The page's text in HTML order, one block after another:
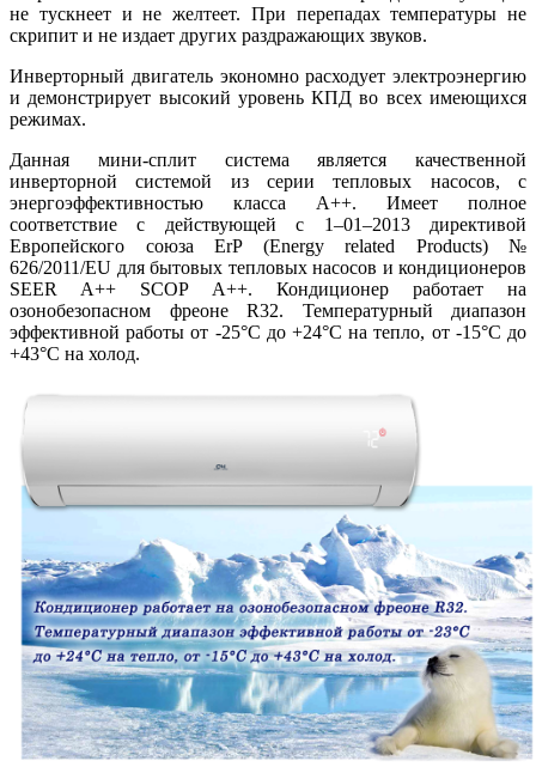
не тускнеет и не желтеет. При перепадах температуры не
скрипит и не издает других раздражающих звуков.
Инверторный двигатель экономно расходует электроэнергию
и демонстрирует высокий уровень КПД во всех имеющихся
режимах.
Данная мини-сплит система является качественной
инверторной системой из серии тепловых насосов, с
энергоэффективностью класса A++. Имеет полное
соответствие с действующей c 1–01–2013 директивой
Европейского союза ErP (Energy related Products) №
626/2011/EU для бытовых тепловых насосов и кондиционеров
SEER A++ SCOP A++. Кондиционер работает на
озонобезопасном фреоне R32. Температурный диапазон
эффективной работы от -25°C до +24°C на тепло, от -15°C до
+43°C на холод.